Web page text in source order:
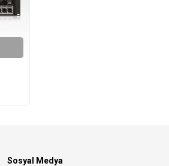
Sosyal Medya